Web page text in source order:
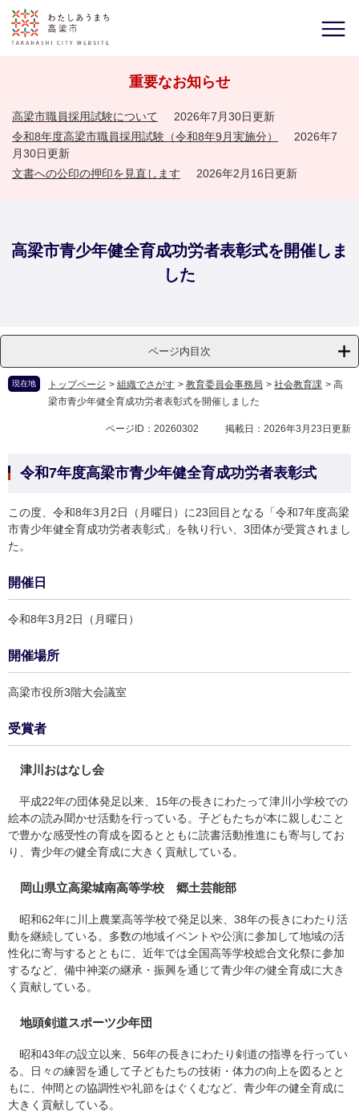
重要なお知らせ
高梁市職員採用試験について
2026年7月30日更新
令和8年度高梁市職員採用試験（令和8年9月実施分）
2026年7
月30日更新
文書への公印の押印を見直します
2026年2月16日更新
高梁市青少年健全育成功労者表彰式を開催しま
した
ページ内目次
現在地 トップページ > 組織でさがす > 教育委員会事務局 > 社会教育課 > 高
梁市青少年健全育成功労者表彰式を開催しました
ページID：20260302 掲載日：2026年3月23日更新
令和7年度高梁市青少年健全育成功労者表彰式
この度、令和8年3月2日（月曜日）に23回目となる「令和7年度高梁
市青少年健全育成功労者表彰式」を執り行い、3団体が受賞されまし
た。
開催日
令和8年3月2日（月曜日）
開催場所
高梁市役所3階大会議室
受賞者
津川おはなし会
平成22年の団体発足以来、15年の長きにわたって津川小学校での
絵本の読み聞かせ活動を行っている。子どもたちが本に親しむこと
で豊かな感受性の育成を図るとともに読書活動推進にも寄与してお
り、青少年の健全育成に大きく貢献している。
岡山県立高梁城南高等学校 郷土芸能部
昭和62年に川上農業高等学校で発足以来、38年の長きにわたり活
動を継続している。多数の地域イベントや公演に参加して地域の活
性化に寄与するとともに、近年では全国高等学校総合文化祭に参加
するなど、備中神楽の継承・振興を通じて青少年の健全育成に大き
く貢献している。
地頭剣道スポーツ少年団
昭和43年の設立以来、56年の長きにわたり剣道の指導を行ってい
る。日々の練習を通して子どもたちの技術・体力の向上を図るとと
もに、仲間との協調性や礼節をはぐくむなど、青少年の健全育成に
大きく貢献している。